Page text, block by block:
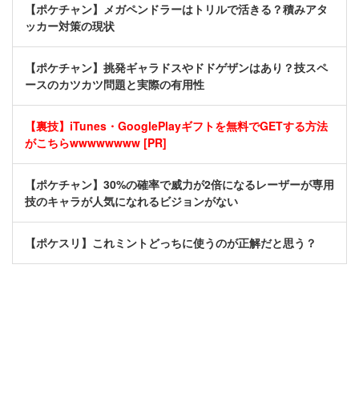
【ポケチャン】メガペンドラーはトリルで活きる？積みアタ
ッカー対策の現状
【ポケチャン】挑発ギャラドスやドドゲザンはあり？技スペ
ースのカツカツ問題と実際の有用性
【裏技】iTunes・GooglePlayギフトを無料でGETする方法
がこちらwwwwwwww [PR]
【ポケチャン】30%の確率で威力が2倍になるレーザーが専用
技のキャラが人気になれるビジョンがない
【ポケスリ】これミントどっちに使うのが正解だと思う？